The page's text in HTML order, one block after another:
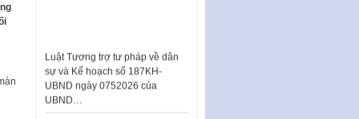
sự và Kế hoạch số 187KH-
UBND ngày 0752026 của
UBND…
Ban hành Danh mục vị trí khai